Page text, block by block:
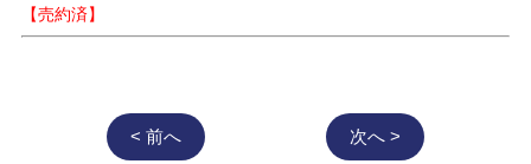
【売約済】
< 前へ 次へ >